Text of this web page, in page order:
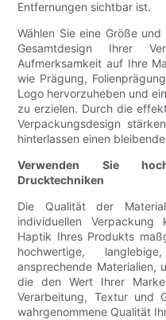
Entfernungen sichtbar ist.
Wählen Sie eine Größe
Gesamtdesign Ihrer
Aufmerksamkeit auf Ihre
wie Prägung,
Logo hervorzuheben und
zu erzielen. Durch die
Verpackungsdesign
hinterlassen einen
Verwenden Sie
Drucktechniken
Die Qualität der
individuellen
Haptik Ihres Produkts
hochwertige,
ansprechende Materialien,
die den Wert Ihrer
Verarbeitung, Textur und
wahrgenommene Qualität